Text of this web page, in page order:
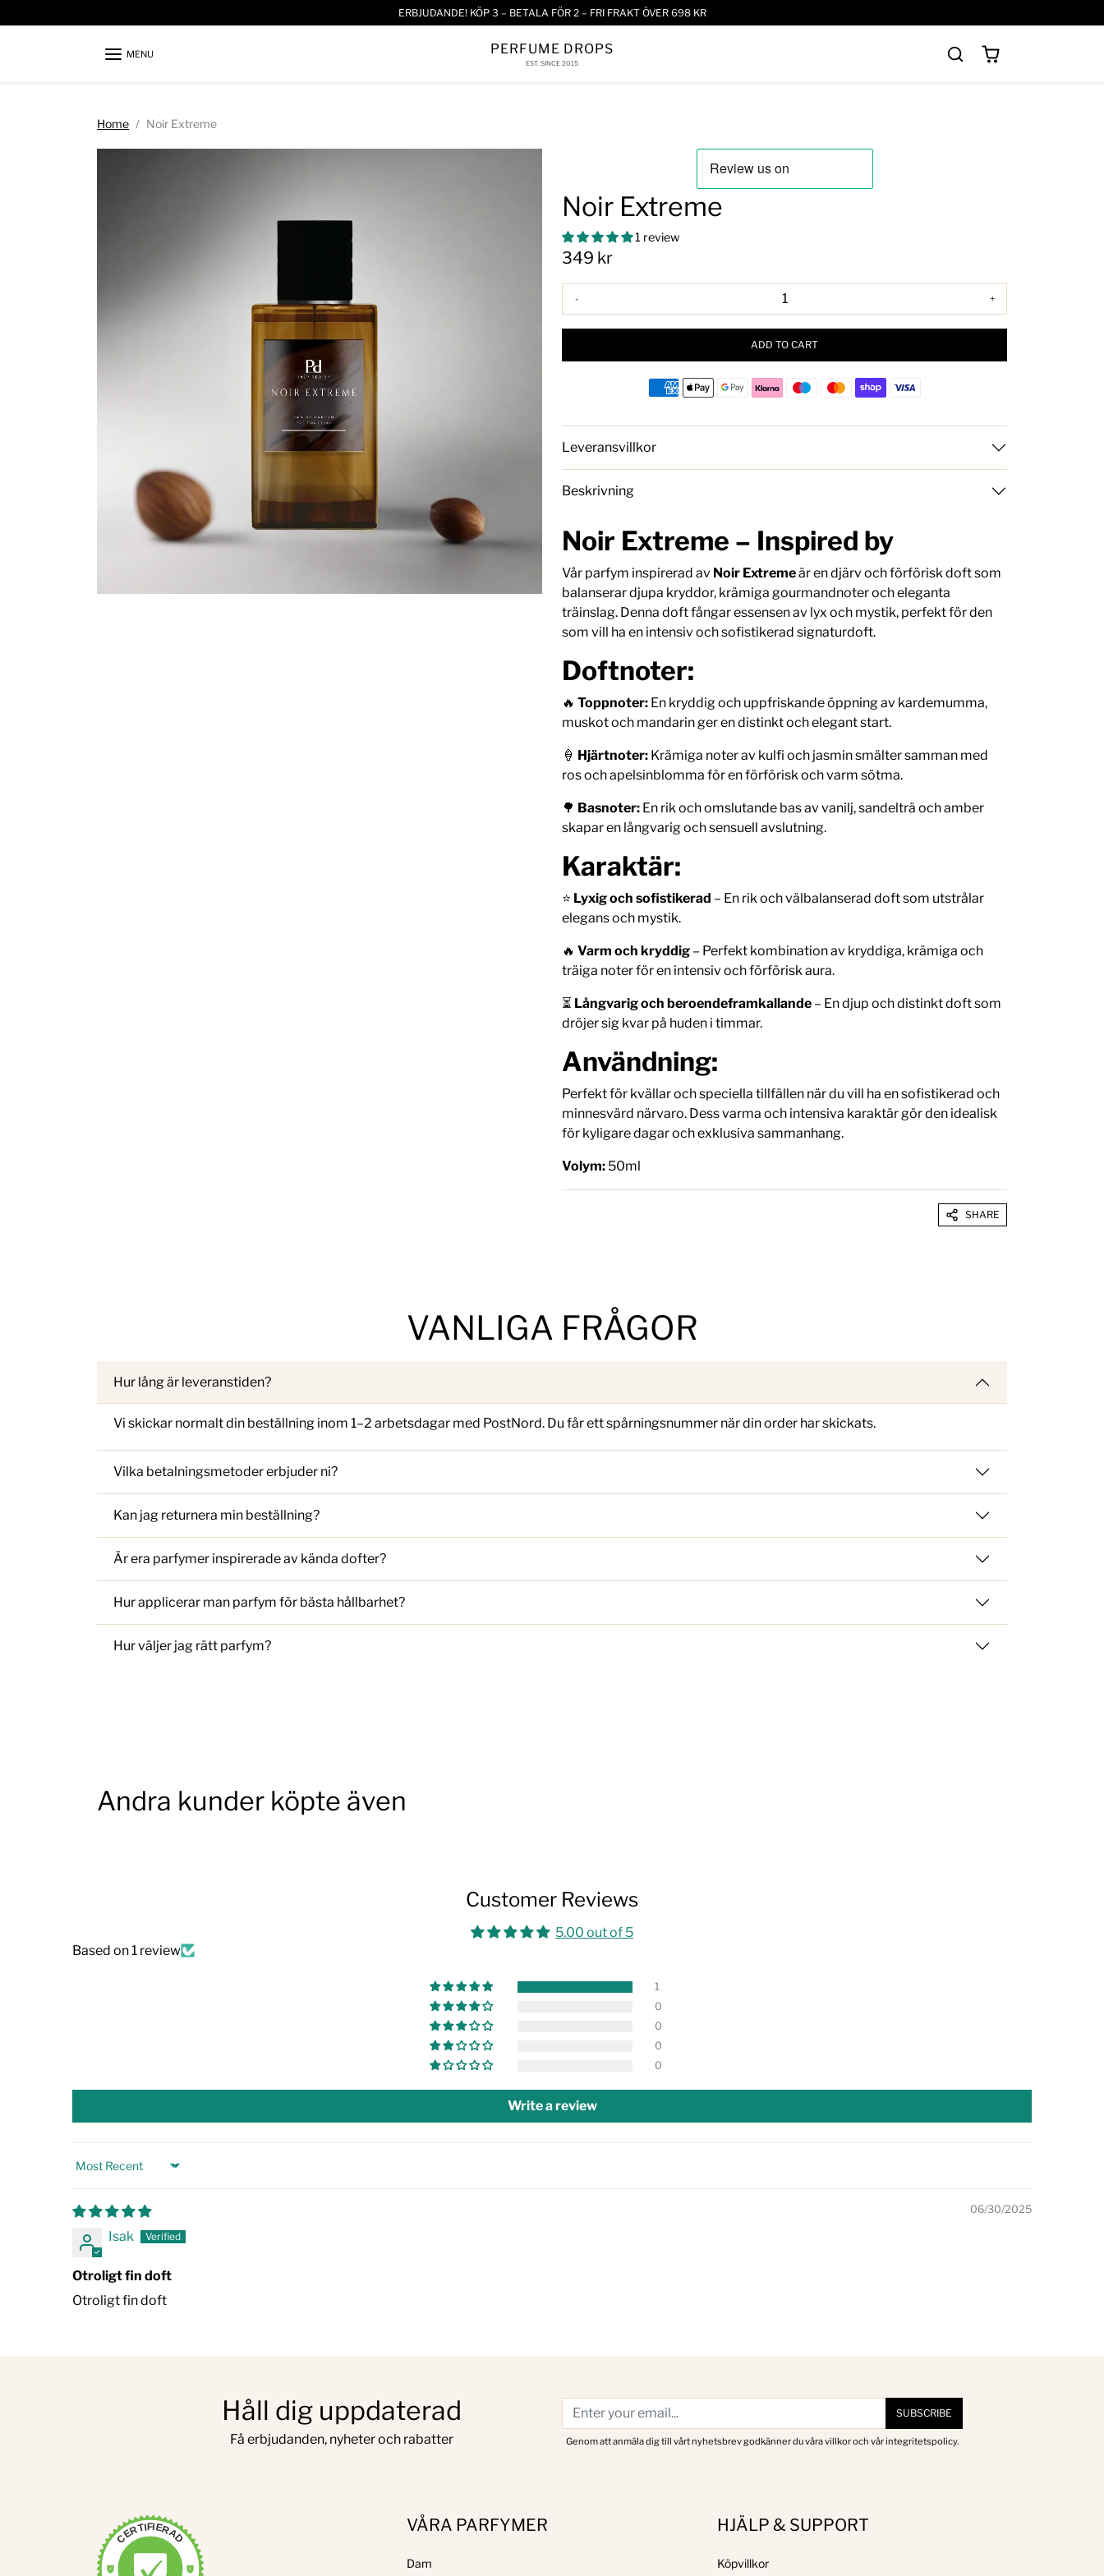
ERBJUDANDE! KÖP 3 – BETALA FÖR 2 – FRI FRAKT ÖVER 698 KR
MENU PERFUME DROPS
EST. SINCE 2015
Home Noir Extreme
Noir Extreme
1 review
349 kr
- +
ADD TO CART
Leveransvillkor
Beskrivning
Noir Extreme – Inspired by
Vår parfym inspirerad av Noir Extremeär en djärv och förförisk doft som
balanserar djupa kryddor, krämiga gourmandnoter och eleganta
träinslag. Denna doft fångar essensen av lyx och mystik, perfekt för den
som vill ha en intensiv och sofistikerad signaturdoft.
Doftnoter:
🔥 Toppnoter: En kryddig och uppfriskande öppning av kardemumma,
muskot och mandarin ger en distinkt och elegant start.
🍦 Hjärtnoter: Krämiga noter av kulfi och jasmin smälter samman med
ros och apelsinblomma för en förförisk och varm sötma.
🌳 Basnoter: En rik och omslutande bas av vanilj, sandelträ och amber
skapar en långvarig och sensuell avslutning.
Karaktär:
⭐ Lyxig och sofistikerad – En rik och välbalanserad doft som utstrålar
elegans och mystik.
🔥 Varm och kryddig – Perfekt kombination av kryddiga, krämiga och
träiga noter för en intensiv och förförisk aura.
⏳ Långvarig och beroendeframkallande – En djup och distinkt doft som
dröjer sig kvar på huden i timmar.
Användning:
Perfekt för kvällar och speciella tillfällen när du vill ha en sofistikerad och
minnesvärd närvaro. Dess varma och intensiva karaktär gör den idealisk
för kyligare dagar och exklusiva sammanhang.
Volym: 50ml
SHARE
VANLIGA FRÅGOR
Hur lång är leveranstiden?
Vi skickar normalt din beställning inom 1–2 arbetsdagar med PostNord. Du får ett spårningsnummer när din order har skickats.
Vilka betalningsmetoder erbjuder ni?
Kan jag returnera min beställning?
Är era parfymer inspirerade av kända dofter?
Hur applicerar man parfym för bästa hållbarhet?
Hur väljer jag rätt parfym?
Andra kunder köpte även
Customer Reviews
5.00 out of 5
Based on 1 review
1
0
0
0
0
Write a review
Sort by
06/30/2025
Isak
Otroligt fin doft
Otroligt fin doft
Håll dig uppdaterad
Få erbjudanden, nyheter och rabatter
SUBSCRIBE
Genom att anmäla dig till vårt nyhetsbrev godkänner du våra villkor och vår integritetspolicy.
CERTIFIERAD
VERIFIERAD VÅRA PARFYMER
Dam
HJÄLP & SUPPORT
Köpvillkor